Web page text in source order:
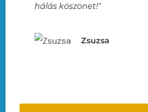
hálás köszönet!"
Zsuzsa